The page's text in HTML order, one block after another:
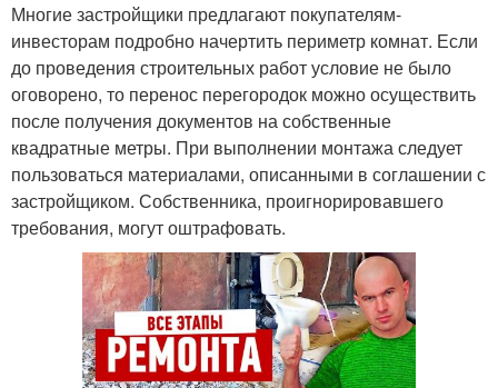
Многие застройщики предлагают покупателям-
инвесторам подробно начертить периметр комнат. Если
до проведения строительных работ условие не было
оговорено, то перенос перегородок можно осуществить
после получения документов на собственные
квадратные метры. При выполнении монтажа следует
пользоваться материалами, описанными в соглашении с
застройщиком. Собственника, проигнорировавшего
требования, могут оштрафовать.